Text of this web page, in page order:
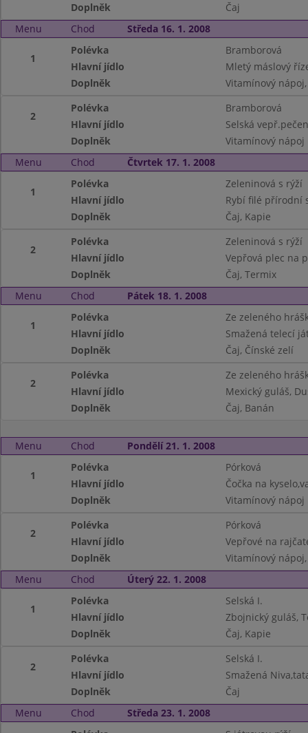
Doplněk
Čaj
Menu
Chod Středa 16. 1. 2008
1
Polévka
Bramborová
Hlavní jídlo
Mletý máslový
Doplněk
Vitamínový
2
Polévka
Bramborová
Hlavní jídlo
Selská
Doplněk
Vitamínový nápoj
Menu
Chod Čtvrtek 17. 1. 2008
1
Polévka
Zeleninová s rýží
Hlavní jídlo
Rybí filé přírodní
Doplněk
Čaj, Kapie
2
Polévka
Zeleninová s rýží
Hlavní jídlo
Vepřová plec na
Doplněk
Čaj, Termix
Menu
Chod Pátek 18. 1. 2008
1
Polévka
Ze zeleného
Hlavní jídlo
Smažená telecí
Doplněk
Čaj, Čínské zelí
2
Polévka
Ze zeleného
Hlavní jídlo
Mexický guláš,
Doplněk
Čaj, Banán
Menu Chod Pondělí 21. 1. 2008
1
Polévka
Pórková
Hlavní jídlo
Čočka na
Doplněk
Vitamínový nápoj
2
Polévka
Pórková
Hlavní jídlo
Vepřové na
Doplněk
Vitamínový
Menu
Chod Úterý 22. 1. 2008
1
Polévka
Selská I.
Hlavní jídlo
Zbojnický guláš,
Doplněk
Čaj, Kapie
2
Polévka
Selská I.
Hlavní jídlo
Smažená
Doplněk
Čaj
Menu
Chod
Středa 23. 1. 2008